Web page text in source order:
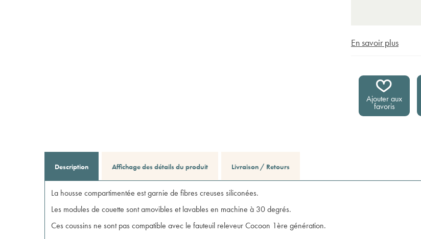
En savoir plus
Ajouter aux
favoris
Description Affichage des détails du produit Livraison / Retours
La housse compartimentée est garnie de fibres creuses siliconées.
Les modules de couette sont amovibles et lavables en machine à 30 degrés.
Ces coussins ne sont pas compatible avec le fauteuil releveur Cocoon 1ère génération.